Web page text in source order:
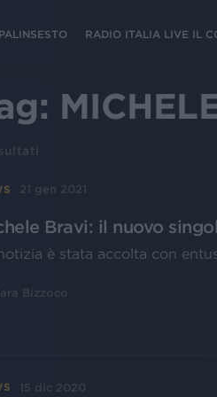
PALINSESTO RADIO ITALIA LIVE IL
21 gen 2021
Bravi: il nuovo
è stata accolta con
Bizzoco
15 dic 2020